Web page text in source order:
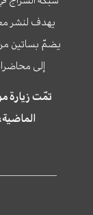
يهدف لنشر
يضمّ بساتين
إلى